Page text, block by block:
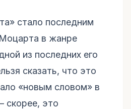
стало последним
в жанре
из последних его
сказать, что это
«новым словом» в
скорее, это